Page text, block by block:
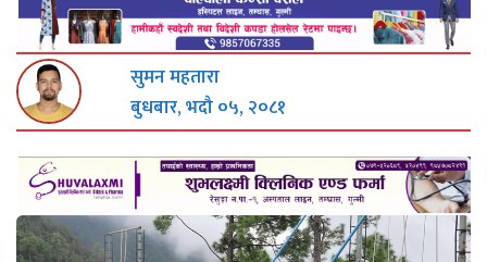
सुमन महतारा
बुधबार, भदौ ०५, २०८१